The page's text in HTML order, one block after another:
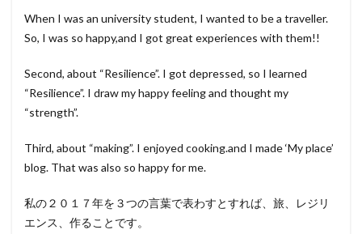
When I was an university student, I wanted to be a traveller.
So, I was so happy,and I got great experiences with them!!
Second, about “Resilience”. I got depressed, so I learned
“Resilience”. I draw my happy feeling and thought my
“strength”.
Third, about “making”. I enjoyed cooking.and I made ‘My place’
blog. That was also so happy for me.
私の２０１７年を３つの言葉で表わすとすれば、旅、レジリ
エンス、作ることです。